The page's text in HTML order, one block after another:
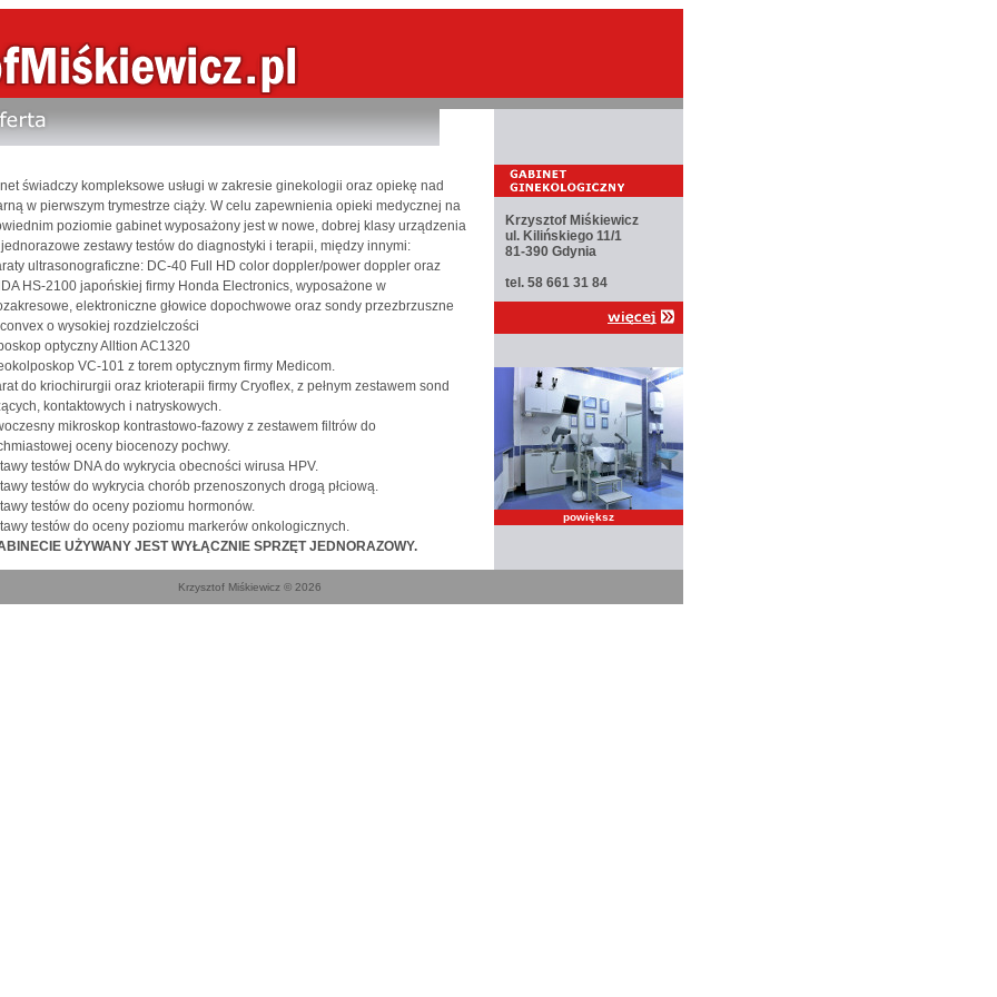
świadczy kompleksowe usługi w zakresie ginekologii oraz opiekę nad
w pierwszym trymestrze ciąży. W celu zapewnienia opieki medycznej na
poziomie gabinet wyposażony jest w nowe, dobrej klasy urządzenia
zestawy testów do diagnostyki i terapii, między innymi:
ultrasonograficzne: DC-40 Full HD color doppler/power doppler oraz
HS-2100 japońskiej firmy Honda Electronics, wyposażone w
elektroniczne głowice dopochwowe oraz sondy przezbrzuszne
o wysokiej rozdzielczości
optyczny Alltion AC1320
VC-101 z torem optycznym firmy Medicom.
do kriochirurgii oraz krioterapii firmy Cryoflex, z pełnym zestawem sond
kontaktowych i natryskowych.
mikroskop kontrastowo-fazowy z zestawem filtrów do
oceny biocenozy pochwy.
testów DNA do wykrycia obecności wirusa HPV.
testów do wykrycia chorób przenoszonych drogą płciową.
testów do oceny poziomu hormonów.
testów do oceny poziomu markerów onkologicznych.
UŻYWANY JEST WYŁĄCZNIE SPRZĘT JEDNORAZOWY.
Krzysztof Miśkiewicz
ul. Kilińskiego 11/1
81-390 Gdynia
tel. 58 661 31 84
powiększ
Krzysztof Miśkiewicz © 2026